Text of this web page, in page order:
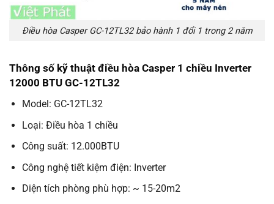
Điều hòa Casper GC-12TL32 bảo hành 1 đổi 1 trong 2 năm
Thông số kỹ thuật điều hòa Casper 1 chiều Inverter
12000 BTU GC-12TL32
Model: GC-12TL32
Loại: Điều hòa 1 chiều
Công suất: 12.000BTU
Công nghệ tiết kiệm điện: Inverter
Diện tích phòng phù hợp: ~ 15-20m2